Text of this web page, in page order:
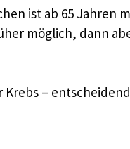
ist ab 65 Jahren
möglich, dann
–